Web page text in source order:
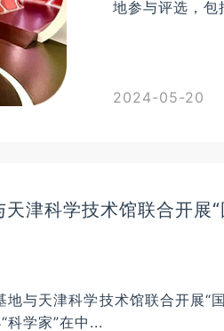
地参与评选，包
2024-05-20
津科学技术馆联合开展
与天津科学技术馆联合开展“
科学家”在中...